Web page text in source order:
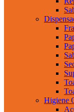
Higiene